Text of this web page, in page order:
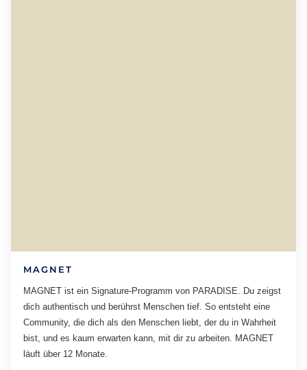
MAGNET
MAGNET ist ein Signature-Programm von PARADISE. Du zeigst
dich authentisch und berührst Menschen tief. So entsteht eine
Community, die dich als den Menschen liebt, der du in Wahrheit
bist, und es kaum erwarten kann, mit dir zu arbeiten. MAGNET
läuft über 12 Monate.